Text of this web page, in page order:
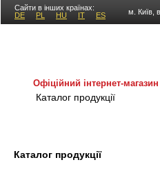
Сайти в інших країнах:
DE
PL HU IT ES м. Київ,
Офіційний інтернет-магазин
Каталог продукції
Каталог продукції